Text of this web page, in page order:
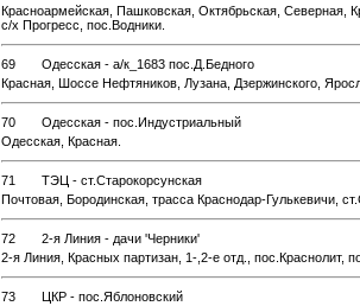
Красноармейская, Пашковская, Октябрьская, Северная,
с/х Прогресс, пос.Водники.
69
Одесская - а/к_1683 пос.Д.Бедного
Красная, Шоссе Нефтяников, Лузана, Дзержинского,
70
Одесская - пос.Индустриальный
Одесская, Красная.
71
ТЭЦ - ст.Старокорсунская
Почтовая, Бородинская, трасса Краснодар-Гулькевичи,
72
2-я Линия - дачи 'Черники'
2-я Линия, Красных партизан, 1-,2-е отд., пос.Краснолит,
73
ЦКР - пос.Яблоновский